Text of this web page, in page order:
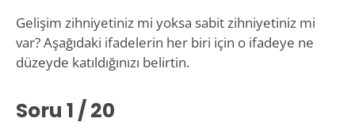
Gelişim zihniyetiniz mi yoksa sabit zihniyetiniz mi
var? Aşağıdaki ifadelerin her biri için o ifadeye ne
düzeyde katıldığınızı belirtin.
Soru 1 / 20